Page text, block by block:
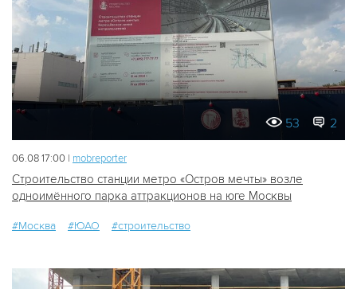
53 2
06.08 17:00 | mobreporter
Строительство станции метро «Остров мечты» возле
одноимённого парка аттракционов на юге Москвы
#Москва #ЮАО #строительство